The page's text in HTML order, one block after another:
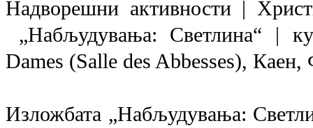
Надворешни активности |
„Набљудувања: Светлина“ |
Dames (Salle des Abbesses),
Изложбата „Набљудувања: